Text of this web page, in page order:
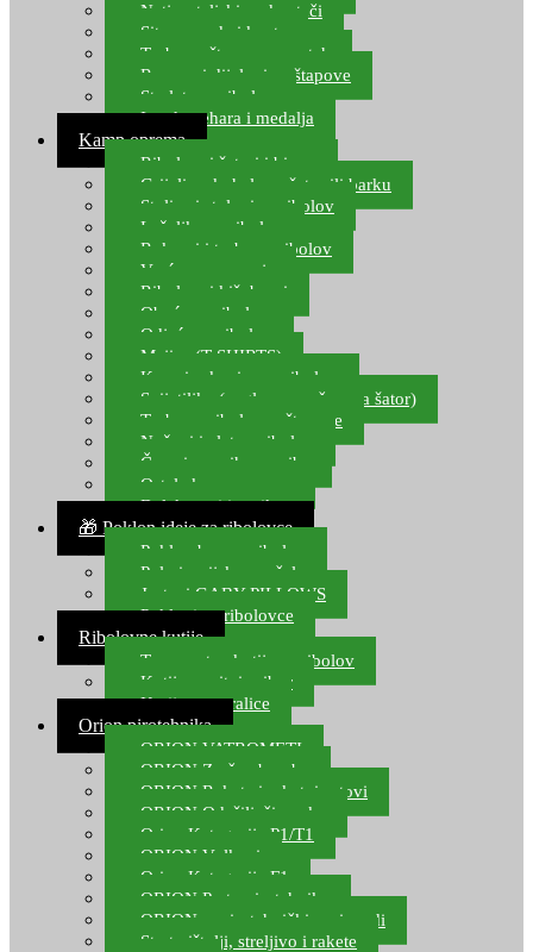
Natjecateljski podmetači
Sito, posude i kante
Torbe za štapove – match
Rezervni dijelovi za štapove
Starlete za ribolov
Izrada pehara i medalja
Kamp oprema
Ribolovni šatori i bivvy
Grijalice, kuhala za šator ili barku
Stolice i stolovi za ribolov
Ležaljke za ribolov
Ruksaci i torbe za ribolov
Vreće za spavanje
Ribolovni kišobrani
Obuća za ribolov
Odjeća za ribolov
Majice (T-SHIRTS)
Kape i rukavice za ribolov
Svijetiljke (naglavne, ručne, za šator)
Torbe za ribolovne štapove
Noževi i alat za ribolov
Čamci za prihranu ribe
Ostala kamp oprema
Dalekozori i optika
🎁 Poklon ideje za ribolovce
Poklon bon za ribolov
Polarizacijske naočale
Jastuci GABY PILLOWS
Pokloni za ribolovce
Ribolovne kutije
Transportne kutije za ribolov
Kutije za sitni pribor
Kutije za varalice
Orion pirotehnika
ORION VATROMETI
ORION Zračne bombe
ORION Rakete i raketni setovi
ORION Odašiljači zvuka
Orion Kategorija P1/T1
ORION Vulkani
Orion Kategorija F1
ORION Party pirotehnika
ORION nepirotehnički proizvodi
Start pištolji, streljivo i rakete